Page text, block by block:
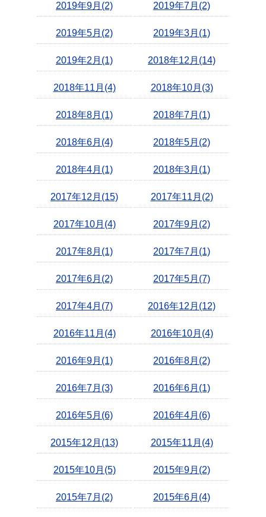
2019年9月(2) 2019年7月(2)
2019年5月(2) 2019年3月(1)
2019年2月(1) 2018年12月(14)
2018年11月(4) 2018年10月(3)
2018年8月(1) 2018年7月(1)
2018年6月(4) 2018年5月(2)
2018年4月(1) 2018年3月(1)
2017年12月(15) 2017年11月(2)
2017年10月(4) 2017年9月(2)
2017年8月(1) 2017年7月(1)
2017年6月(2) 2017年5月(7)
2017年4月(7) 2016年12月(12)
2016年11月(4) 2016年10月(4)
2016年9月(1) 2016年8月(2)
2016年7月(3) 2016年6月(1)
2016年5月(6) 2016年4月(6)
2015年12月(13) 2015年11月(4)
2015年10月(5) 2015年9月(2)
2015年7月(2) 2015年6月(4)